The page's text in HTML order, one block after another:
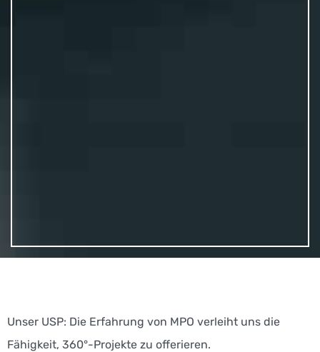
Unser USP: Die Erfahrung von MPO verleiht uns die
Fähigkeit, 360°-Projekte zu offerieren.